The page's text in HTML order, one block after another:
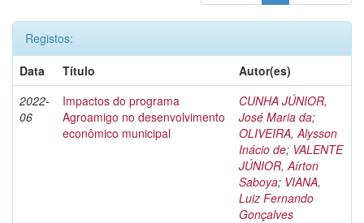
Registos:
Data
Título
Autor(es)
2022-
06
Impactos do programa
Agroamigo no desenvolvimento
econômico municipal
CUNHA JÚNIOR,
José Maria da;
OLIVEIRA, Alysson
Inácio de; VALENTE
JÚNIOR, Aírton
Saboya; VIANA,
Luiz Fernando
Gonçalves